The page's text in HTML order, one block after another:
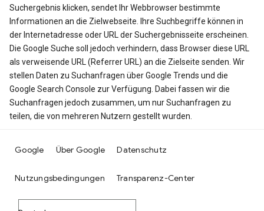
Suchergebnis klicken, sendet Ihr Webbrowser bestimmte
Informationen an die Zielwebseite. Ihre Suchbegriffe können in
der Internetadresse oder URL der Suchergebnisseite erscheinen.
Die Google Suche soll jedoch verhindern, dass Browser diese URL
als verweisende URL (Referrer URL) an die Zielseite senden. Wir
stellen Daten zu Suchanfragen über Google Trends und die
Google Search Console zur Verfügung. Dabei fassen wir die
Suchanfragen jedoch zusammen, um nur Suchanfragen zu
teilen, die von mehreren Nutzern gestellt wurden.
Google Über Google Datenschutz
Nutzungsbedingungen Transparenz-Center